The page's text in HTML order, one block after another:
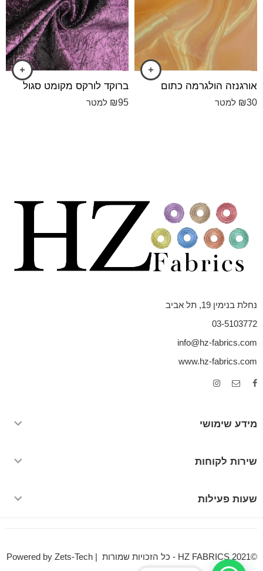
אורגנזה הולגרמה כתום
₪30 למטר
ברוקד לורקס מקומט סגול
₪95 למטר
נחלת בנימין 19, תל אביב
03-5103772
info@hz-fabrics.com
www.hz-fabrics.com
מידע שימושי
שירות לקוחות
שעות פעילות
©HZ FABRICS 2021 - כל הזכויות שמורות | Powered by Zets-Tech